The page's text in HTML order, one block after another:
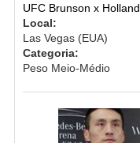
UFC Brunson x Holland
Local:
Las Vegas (EUA)
Categoria:
Peso Meio-Médio